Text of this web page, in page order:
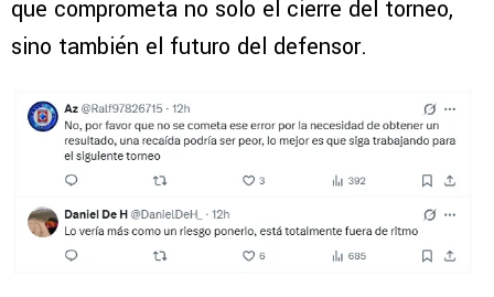
que comprometa no solo el cierre del torneo,
sino también el futuro del defensor.